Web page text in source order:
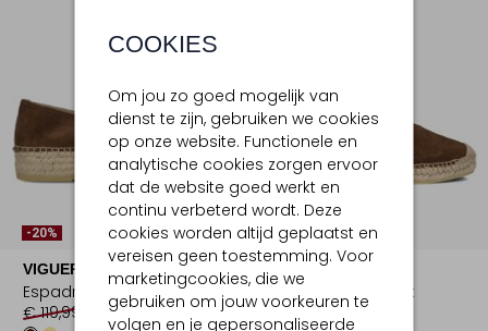
COOKIES
Om jou zo goed mogelijk van
dienst te zijn, gebruiken we cookies
op onze website. Functionele en
analytische cookies zorgen ervoor
dat de website goed werkt en
continu verbeterd wordt. Deze
cookies worden altijd geplaatst en
vereisen geen toestemming. Voor
marketingcookies, die we
gebruiken om jouw voorkeuren te
volgen en je gepersonaliseerde
-20%
VIGUERA
Espadrilles
€ 119,99
€ 95,99
-20%
VIGUERA
Sandalen met hak
€ 99,99 € 79,99